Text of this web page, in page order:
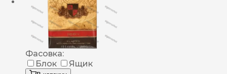
Фасовка:
Блок
Ящик